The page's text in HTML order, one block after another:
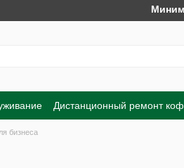
Минимальная
Дистанционный ремонт
и возврат Договор публичной
бизнеса